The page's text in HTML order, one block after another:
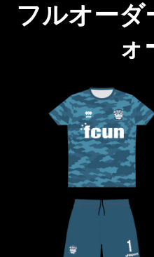
フルオーダ
ォ